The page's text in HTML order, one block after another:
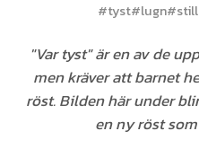
#tyst#lugn#
"Var tyst" är en av de
men kräver att barnet
röst. Bilden här under
en ny röst